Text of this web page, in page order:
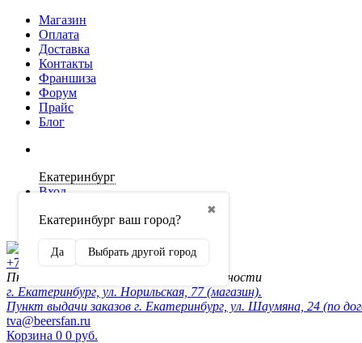
Магазин
Оплата
Доставка
Контакты
Франшиза
Форум
Прайс
Блог
Екатеринбург
✖
Екатеринбург ваш город?
Да Выбрать другой город
Вход
Регистрация
+7 (902) 872-54-70
Пн-Пт 10:00-20:00, сб-вск по договорённости
г. Екатеринбург, ул. Норильская, 77 (магазин).
Пункт выдачи заказов г. Екатеринбург, ул. Шаумяна, 24 (по
tva@beersfan.ru
Корзина 0 0 руб.